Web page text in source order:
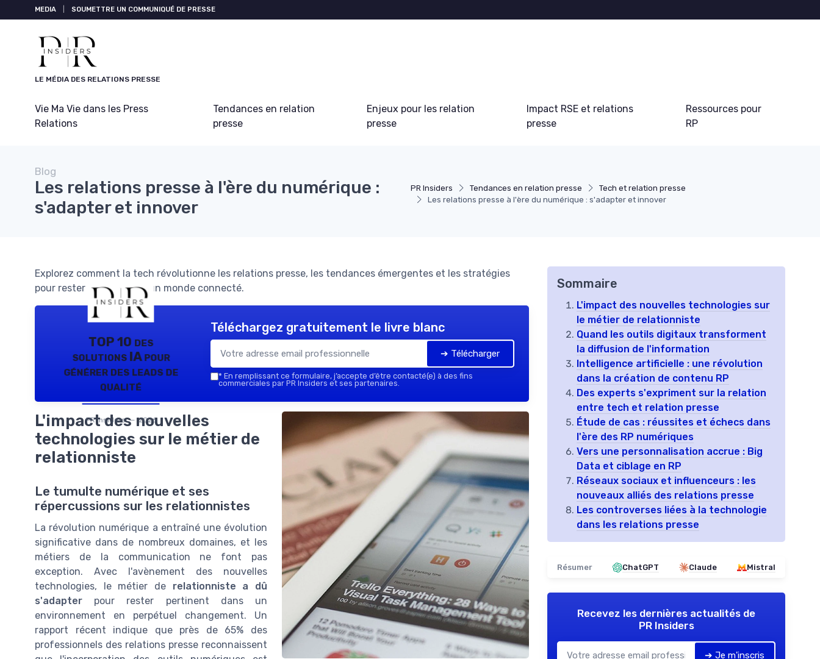
MEDIA SOUMETTRE UN COMMUNIQUÉ DE PRESSE
LE MÉDIA DES RELATIONS PRESSE
Vie Ma Vie dans les Press
Relations
Tendances en relation
presse
Enjeux pour les relation
presse
Impact RSE et relations
presse
Ressources pour
RP
PR Insiders Tendances en relation presse
Tech et relation presse
Les relations presse à l'ère du numérique : s'adapter et innover
Blog
Les relations presse à l'ère du numérique :
s'adapter et innover
Explorez comment la tech révolutionne les relations presse, les tendances émergentes et les stratégies
pour rester en tête dans un monde connecté.
TOP 10 des
solutions IA pour
générer des leads de
qualité
PR Insiders — 2026
Téléchargez gratuitement le livre blanc
➔ Télécharger
* En remplissant ce formulaire, j’accepte d’être contacté(e) à des fins
commerciales par PR Insiders et ses partenaires.
L'impact des nouvelles
technologies sur le métier de
relationniste
Le tumulte numérique et ses
répercussions sur les relationnistes
La révolution numérique a entraîné une évolution
significative dans de nombreux domaines, et les
métiers de la communication ne font pas
exception. Avec l'avènement des nouvelles
technologies, le métier de relationniste a dû
s'adapter pour rester pertinent dans un
environnement en perpétuel changement. Un
rapport récent indique que près de 65% des
professionnels des relations presse reconnaissent
Sommaire
L'impact des nouvelles technologies sur
le métier de relationniste
Quand les outils digitaux transforment
la diffusion de l'information
Intelligence artificielle : une révolution
dans la création de contenu RP
Des experts s'expriment sur la relation
entre tech et relation presse
Étude de cas : réussites et échecs dans
l'ère des RP numériques
Vers une personnalisation accrue : Big
Data et ciblage en RP
Réseaux sociaux et influenceurs : les
nouveaux alliés des relations presse
Les controverses liées à la technologie
dans les relations presse
Résumer ChatGPT Claude Mistral
Recevez les dernières actualités de
PR Insiders
➔ Je m'inscris
Panneau de gestion des cookies